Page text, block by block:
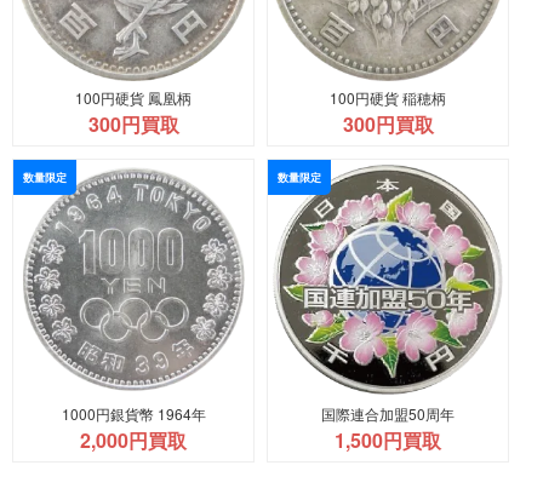
100円硬貨 鳳凰柄
300円買取
100円硬貨 稲穂柄
300円買取
数量限定
1000円銀貨幣 1964年
2,000円買取
数量限定
国際連合加盟50周年
1,500円買取